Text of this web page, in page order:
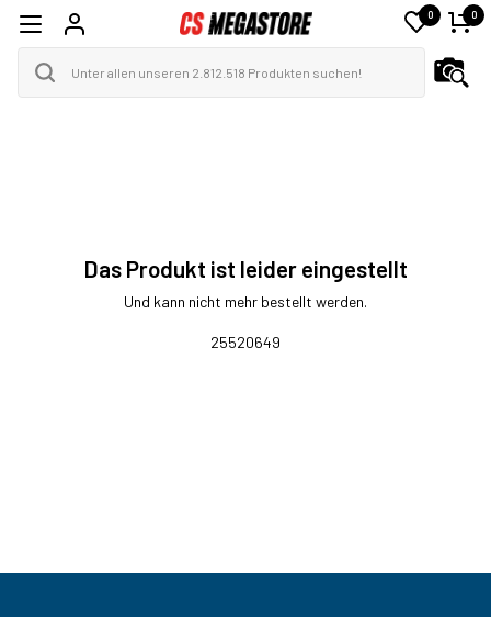
0 0
Das Produkt ist leider eingestellt
Und kann nicht mehr bestellt werden.
25520649